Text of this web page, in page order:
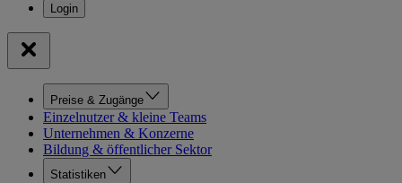
Preise & Zugänge
Einzelnutzer & kleine Teams
Unternehmen & Konzerne
Bildung & öffentlicher Sektor
Statistiken